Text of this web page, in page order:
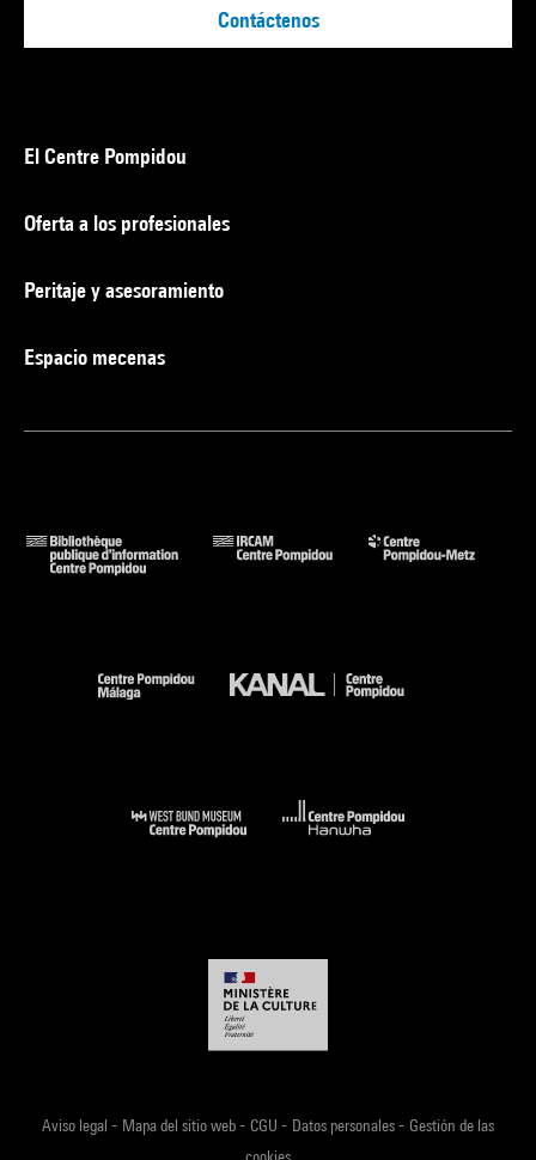
Contáctenos
El Centre Pompidou
Oferta a los profesionales
Peritaje y asesoramiento
Espacio mecenas
Aviso legal - Mapa del sitio web- CGU - Datos personales- Gestión de las